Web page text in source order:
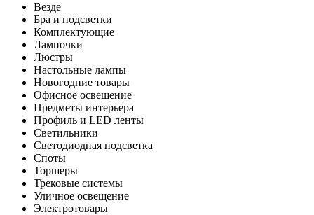
Везде
Бра и подсветки
Комплектующие
Лампочки
Люстры
Настольные лампы
Новогодние товары
Офисное освещение
Предметы интерьера
Профиль и LED ленты
Светильники
Светодиодная подсветка
Споты
Торшеры
Трековые системы
Уличное освещение
Электротовары